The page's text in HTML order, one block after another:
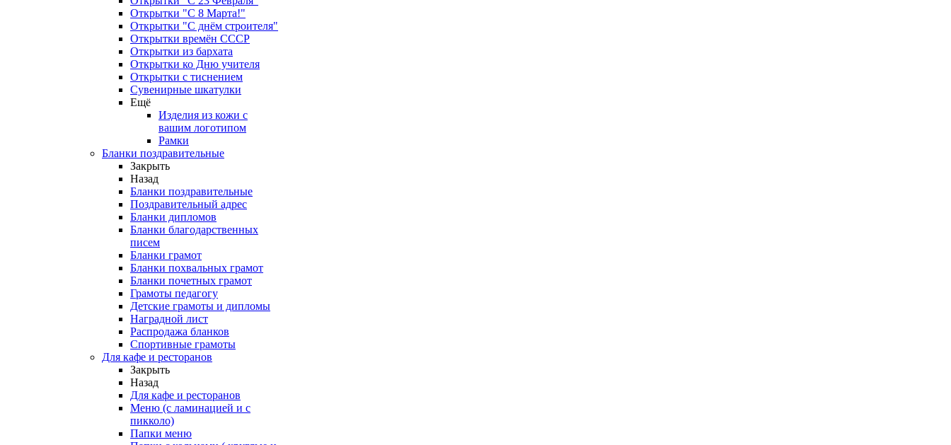
Открытки "С 8 Марта!"
Открытки "С днём строителя"
Открытки времён СССР
Открытки из бархата
Открытки ко Дню учителя
Открытки с тиснением
Сувенирные шкатулки
Ещё
Изделия из кожи с
вашим логотипом
Рамки
Бланки поздравительные
Закрыть
Назад
Бланки поздравительные
Поздравительный адрес
Бланки дипломов
Бланки благодарственных
писем
Бланки грамот
Бланки похвальных грамот
Бланки почетных грамот
Грамоты педагогу
Детские грамоты и дипломы
Наградной лист
Распродажа бланков
Спортивные грамоты
Для кафе и ресторанов
Закрыть
Назад
Для кафе и ресторанов
Меню (с ламинацией и с
пикколо)
Папки меню